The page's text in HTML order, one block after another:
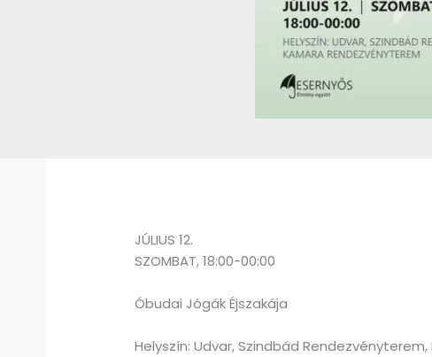
JÚLIUS 12.
SZOMBAT, 18:00-00:00
Óbudai Jógák Éjszakája
Helyszín: Udvar, Szindbád